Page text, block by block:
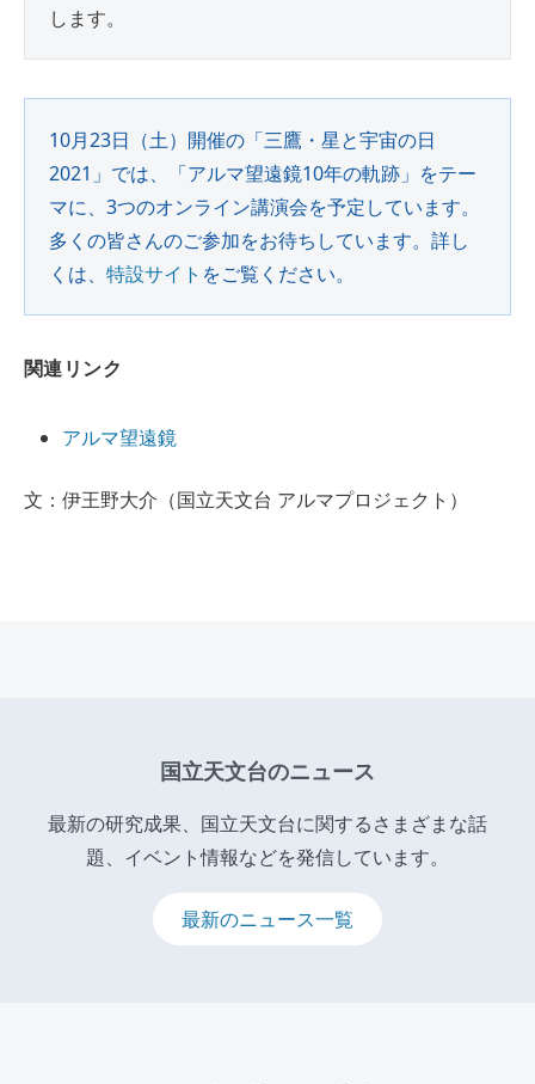
します。
10月23日（土）開催の「三鷹・星と宇宙の日
2021」では、「アルマ望遠鏡10年の軌跡」をテー
マに、3つのオンライン講演会を予定しています。
多くの皆さんのご参加をお待ちしています。詳し
くは、 特設サイト をご覧ください。
関連リンク
アルマ望遠鏡
文：伊王野大介（国立天文台 アルマプロジェクト）
国立天文台のニュース
最新の研究成果、国立天文台に関するさまざまな話
題、イベント情報などを発信しています。
最新のニュース一覧